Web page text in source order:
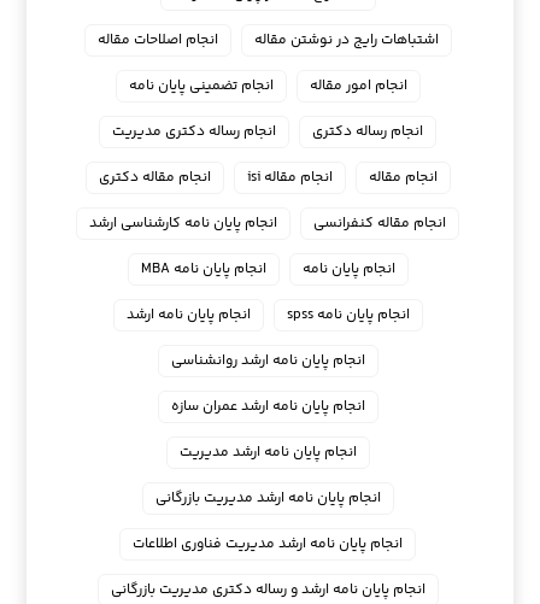
اشتباهات رایج در نوشتن مقاله
انجام اصلاحات مقاله
انجام امور مقاله
انجام تضمینی پایان نامه
انجام رساله دکتری
انجام رساله دکتری مدیریت
انجام مقاله
انجام مقاله isi
انجام مقاله دکتری
انجام مقاله کنفرانسی
انجام پايان نامه كارشناسي ارشد
انجام پایان نامه
انجام پایان نامه MBA
انجام پایان نامه spss
انجام پایان نامه ارشد
انجام پایان نامه ارشد روانشناسی
انجام پایان نامه ارشد عمران سازه
انجام پایان نامه ارشد مدیریت
انجام پایان نامه ارشد مدیریت بازرگانی
انجام پایان نامه ارشد مدیریت فناوری اطلاعات
انجام پایان نامه ارشد و رساله دکتری مدیریت بازرگانی